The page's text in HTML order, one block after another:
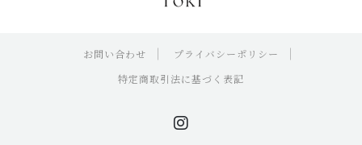
お問い合わせ
プライバシーポリシー
特定商取引法に基づく表記